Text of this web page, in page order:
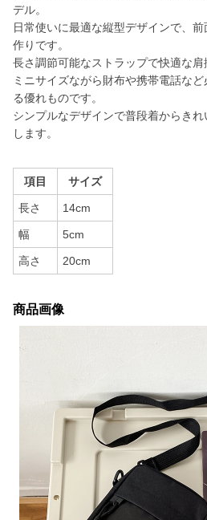
デル。
日常使いに最適な縦型デザインで、
作りです。
長さ調節可能なストラップで快適な肩
ミニサイズながら財布や携帯電話な
る優れものです。
シンプルなデザインで普段着からき
します。
項目 サイズ
長さ 14cm
幅 5cm
高さ 20cm
商品画像